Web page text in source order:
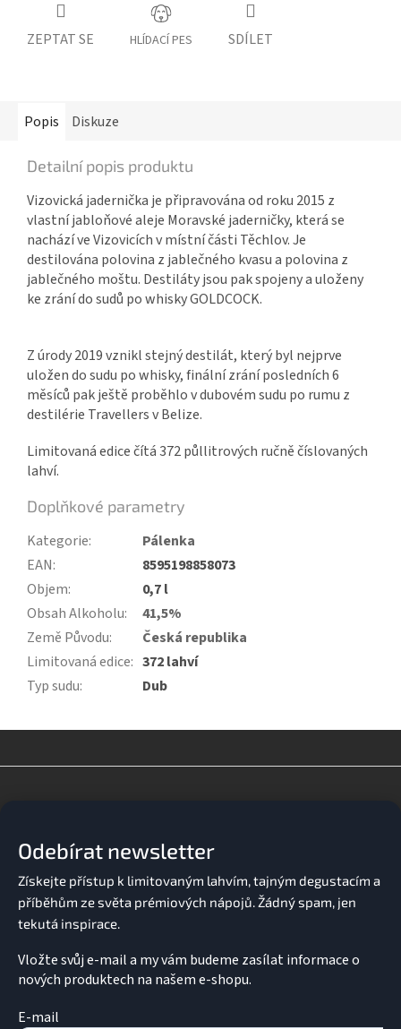
ZEPTAT SE HLÍDACÍ PES SDÍLET
Popis Diskuze
Detailní popis produktu
Vizovická jadernička je připravována od roku 2015 z
vlastní jabloňové aleje Moravské jaderničky, která se
nachází ve Vizovicích v místní části Těchlov. Je
destilována polovina z jablečného kvasu a polovina z
jablečného moštu. Destiláty jsou pak spojeny a uloženy
ke zrání do sudů po whisky GOLDCOCK.
Z úrody 2019 vznikl stejný destilát, který byl nejprve
uložen do sudu po whisky, finální zrání posledních 6
měsíců pak ještě proběhlo v dubovém sudu po rumu z
destilérie Travellers v Belize.
Limitovaná edice čítá 372 půllitrových ručně číslovaných
lahví.
Doplňkové parametry
Kategorie:
Pálenka
EAN:
8595198858073
Objem:
0,7 l
Obsah Alkoholu:
41,5%
Země Původu:
Česká republika
Limitovaná edice: 372 lahví
Typ sudu: Dub
Odebírat newsletter
Vložte svůj e-mail a my vám budeme zasílat informace o
nových produktech na našem e-shopu.
E-mail